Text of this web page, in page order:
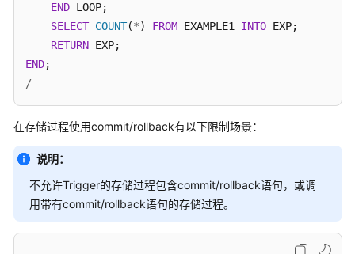
佳
实
能
皮
书
END LOOP;
SELECT COUNT(*) FROM EXAMPLE1 INTO EXP;
RETURN
END
/
在存储过程使用commit/rollback有以下限制场景：
说明：
不允许Trigger的存储过程包含commit/rollback语句，或调
用带有commit/rollback语句的存储过程。